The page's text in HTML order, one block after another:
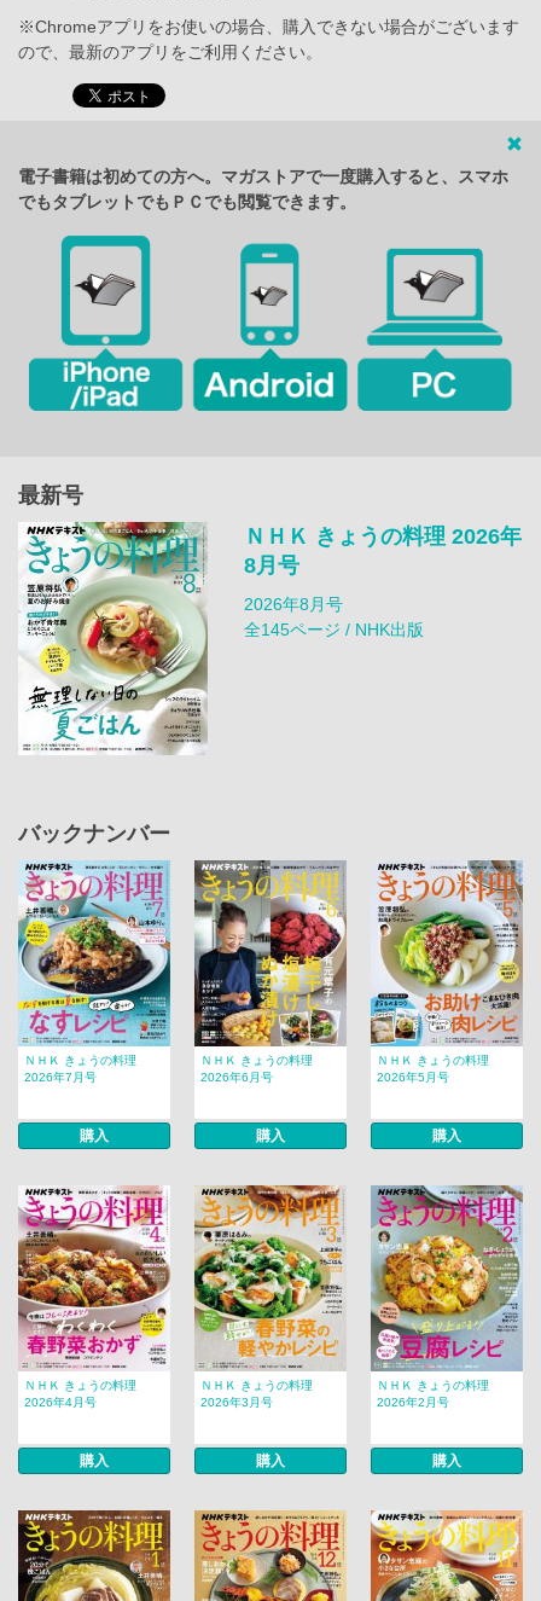
※Chromeアプリをお使いの場合、購入できない場合がございます
ので、最新のアプリをご利用ください。
電子書籍は初めての方へ。マガストアで一度購入すると、スマホ
でもタブレットでもＰＣでも閲覧できます。
最新号
ＮＨＫ きょうの料理 2026年
8月号
2026年8月号
全145ページ / NHK出版
バックナンバー
ＮＨＫ きょうの料理
2026年7月号
購入
ＮＨＫ きょうの料理
2026年6月号
購入
ＮＨＫ きょうの料理
2026年5月号
購入
ＮＨＫ きょうの料理
2026年4月号
購入
ＮＨＫ きょうの料理
2026年3月号
購入
ＮＨＫ きょうの料理
2026年2月号
購入